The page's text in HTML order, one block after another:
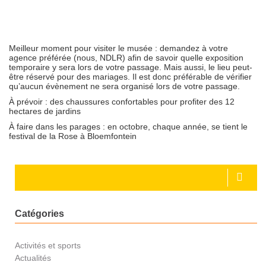
Meilleur moment pour visiter le musée : demandez à votre
agence préférée (nous, NDLR) afin de savoir quelle exposition
temporaire y sera lors de votre passage. Mais aussi, le lieu peut-
être réservé pour des mariages. Il est donc préférable de vérifier
qu’aucun évènement ne sera organisé lors de votre passage.
À prévoir : des chaussures confortables pour profiter des 12
hectares de jardins
À faire dans les parages : en octobre, chaque année, se tient le
festival de la Rose à Bloemfontein
Catégories
Activités et sports
Actualités